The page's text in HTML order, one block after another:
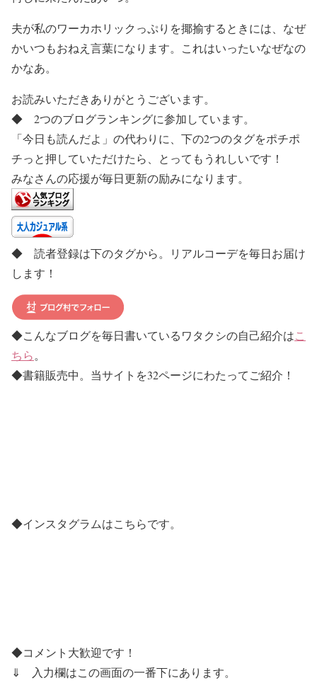
夫が私のワーカホリックっぷりを揶揄するときには、なぜ
かいつもおねえ言葉になります。これはいったいなぜなの
かなあ。
お読みいただきありがとうございます。
◆ 2つのブログランキングに参加しています。
「今日も読んだよ」の代わりに、下の2つのタグをポチポ
チっと押していただけたら、とってもうれしいです！
みなさんの応援が毎日更新の励みになります。
◆ 読者登録は下のタグから。リアルコーデを毎日お届け
します！
◆こんなブログを毎日書いているワタクシの自己紹介はこ
ちら。
◆書籍販売中。当サイトを32ページにわたってご紹介！
◆インスタグラムはこちらです。
◆コメント大歓迎です！
⇓
入力欄はこの画面の一番下にあります。